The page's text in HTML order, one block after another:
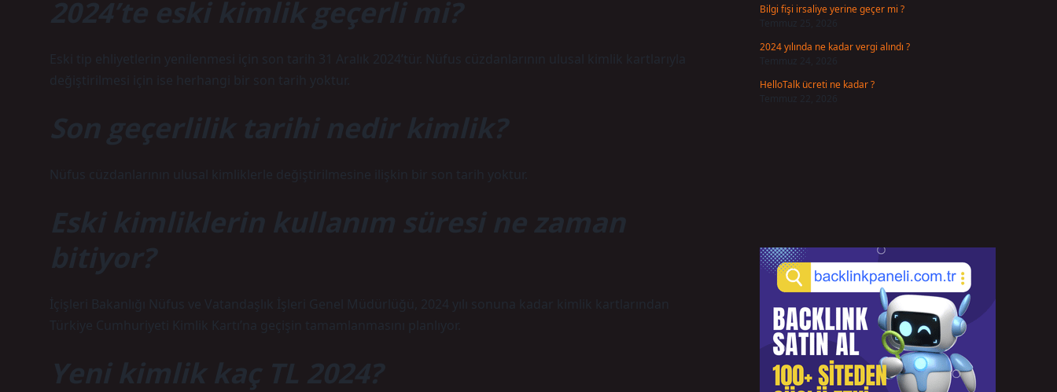
2024’te eski kimlik geçerli mi?
Eski tip ehliyetlerin yenilenmesi için son tarih 31 Aralık 2024’tür. Nüfus cüzdanlarının ulusal kimlik kartlarıyla
değiştirilmesi için ise herhangi bir son tarih yoktur.
Son geçerlilik tarihi nedir kimlik?
Nüfus cüzdanlarının ulusal kimliklerle değiştirilmesine ilişkin bir son tarih yoktur.
Eski kimliklerin kullanım süresi ne zaman
bitiyor?
İçişleri Bakanlığı Nüfus ve Vatandaşlık İşleri Genel Müdürlüğü, 2024 yılı sonuna kadar kimlik kartlarından
Türkiye Cumhuriyeti Kimlik Kartı’na geçişin tamamlanmasını planlıyor.
Yeni kimlik kaç TL 2024?
Bilgi fişi irsaliye yerine geçer mi ?
2024 yılında ne kadar vergi alındı ?
HelloTalk ücreti ne kadar ?